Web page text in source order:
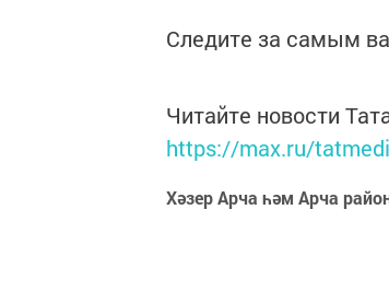
Следите за самым
Читайте новости
https://max.ru/
Хәзер Арча һәм Арча